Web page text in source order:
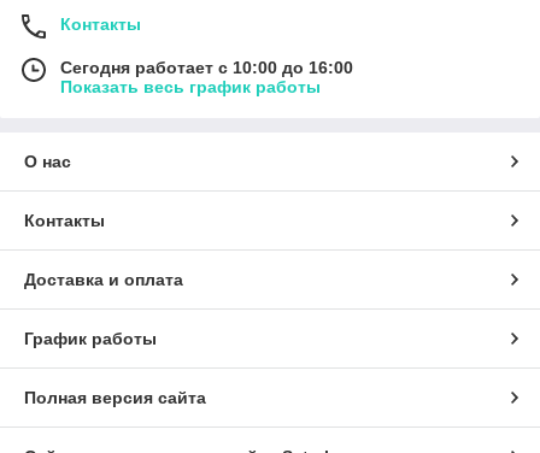
Контакты
Сегодня работает с 10:00 до 16:00
Показать весь график работы
О нас
Контакты
Доставка и оплата
График работы
Полная версия сайта